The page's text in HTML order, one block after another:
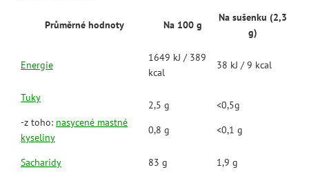
Průměrné hodnoty Na 100 g
Na sušenku (2,3
g)
Energie
1649 kJ / 389
kcal
38 kJ / 9 kcal
Tuky
-z toho: nasycené mastné
kyseliny
2,5 g
0,8 g
<0,5g
<0,1 g
Sacharidy
83 g
1,9 g